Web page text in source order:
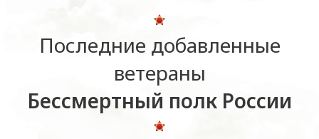
Последние добавленные
ветераны
Бессмертный полк России